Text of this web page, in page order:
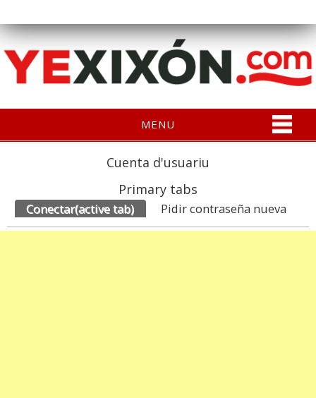
MENU
Cuenta d'usuariu
Primary tabs
Conectar(active tab) Pidir contraseña nueva